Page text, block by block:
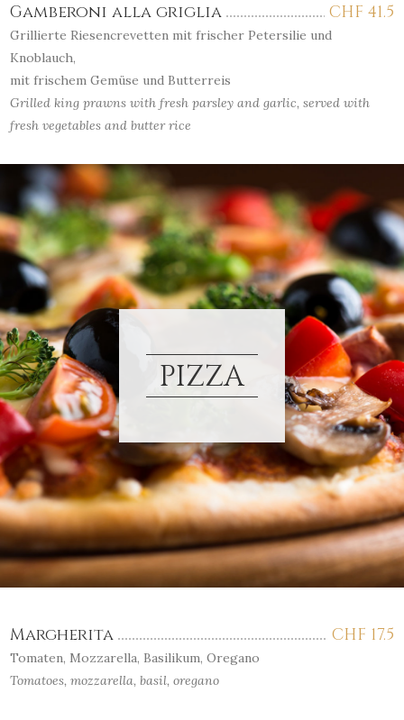
CHF 41.5
Gamberoni alla griglia
Grillierte Riesencrevetten mit frischer Petersilie und
Knoblauch,
mit frischem Gemüse und Butterreis
Grilled king prawns with fresh parsley and garlic, served with
fresh vegetables and butter rice
PIZZA
CHF 17.5
Margherita
Tomaten, Mozzarella, Basilikum, Oregano
Tomatoes, mozzarella, basil, oregano